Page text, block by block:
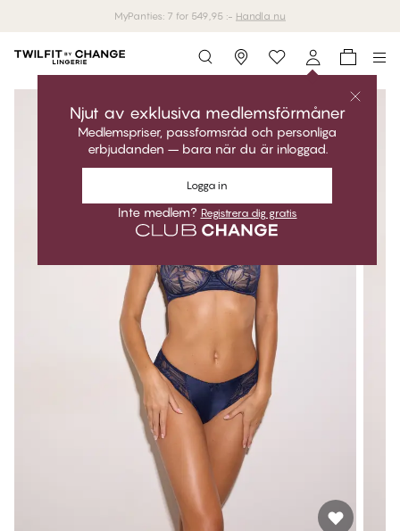
MyPanties: 7 for 549,95 :- Handla nu
Storefinder
Njut av exklusiva medlemsförmåner
Medlemspriser, passformsråd och personliga
erbjudanden – bara när du är inloggad.
Logga in
Inte medlem? Registrera dig gratis